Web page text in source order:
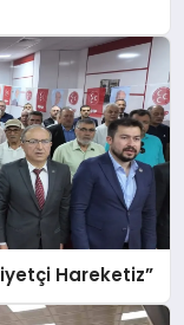
Hareketiz”